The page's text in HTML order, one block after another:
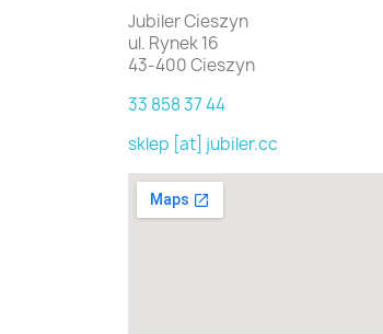
Jubiler Cieszyn
ul. Rynek 16
43-400 Cieszyn
33 858 37 44
sklep [at] jubiler.cc